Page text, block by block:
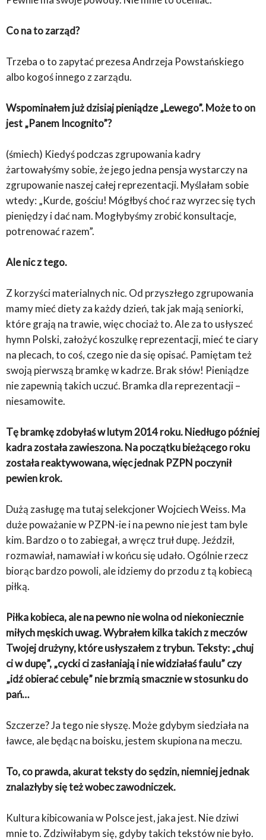
Co na to zarząd?
Trzeba o to zapytać prezesa Andrzeja Powstańskiego
albo kogoś innego z zarządu.
Wspominałem już dzisiaj pieniądze „Lewego”. Może to on
jest „Panem Incognito”?
(śmiech) Kiedyś podczas zgrupowania kadry
żartowałyśmy sobie, że jego jedna pensja wystarczy na
zgrupowanie naszej całej reprezentacji. Myślałam sobie
wtedy: „Kurde, gościu! Mógłbyś choć raz wyrzec się tych
pieniędzy i dać nam. Mogłybyśmy zrobić konsultacje,
potrenować razem”.
Ale nic z tego.
Z korzyści materialnych nic. Od przyszłego zgrupowania
mamy mieć diety za każdy dzień, tak jak mają seniorki,
które grają na trawie, więc chociaż to. Ale za to usłyszeć
hymn Polski, założyć koszulkę reprezentacji, mieć te ciary
na plecach, to coś, czego nie da się opisać. Pamiętam też
swoją pierwszą bramkę w kadrze. Brak słów! Pieniądze
nie zapewnią takich uczuć. Bramka dla reprezentacji –
niesamowite.
Tę bramkę zdobyłaś w lutym 2014 roku. Niedługo później
kadra została zawieszona. Na początku bieżącego roku
została reaktywowana, więc jednak PZPN poczynił
pewien krok.
Dużą zasługę ma tutaj selekcjoner Wojciech Weiss. Ma
duże poważanie w PZPN-ie i na pewno nie jest tam byle
kim. Bardzo o to zabiegał, a wręcz truł dupę. Jeździł,
rozmawiał, namawiał i w końcu się udało. Ogólnie rzecz
biorąc bardzo powoli, ale idziemy do przodu z tą kobiecą
piłką.
Piłka kobieca, ale na pewno nie wolna od niekoniecznie
miłych męskich uwag. Wybrałem kilka takich z meczów
Twojej drużyny, które usłyszałem z trybun. Teksty: „chuj
ci w dupę”, „cycki ci zasłaniają i nie widziałaś faulu” czy
„idź obierać cebulę” nie brzmią smacznie w stosunku do
pań…
Szczerze? Ja tego nie słyszę. Może gdybym siedziała na
ławce, ale będąc na boisku, jestem skupiona na meczu.
To, co prawda, akurat teksty do sędzin, niemniej jednak
znalazłyby się też wobec zawodniczek.
Kultura kibicowania w Polsce jest, jaka jest. Nie dziwi
mnie to. Zdziwiłabym się, gdyby takich tekstów nie było.